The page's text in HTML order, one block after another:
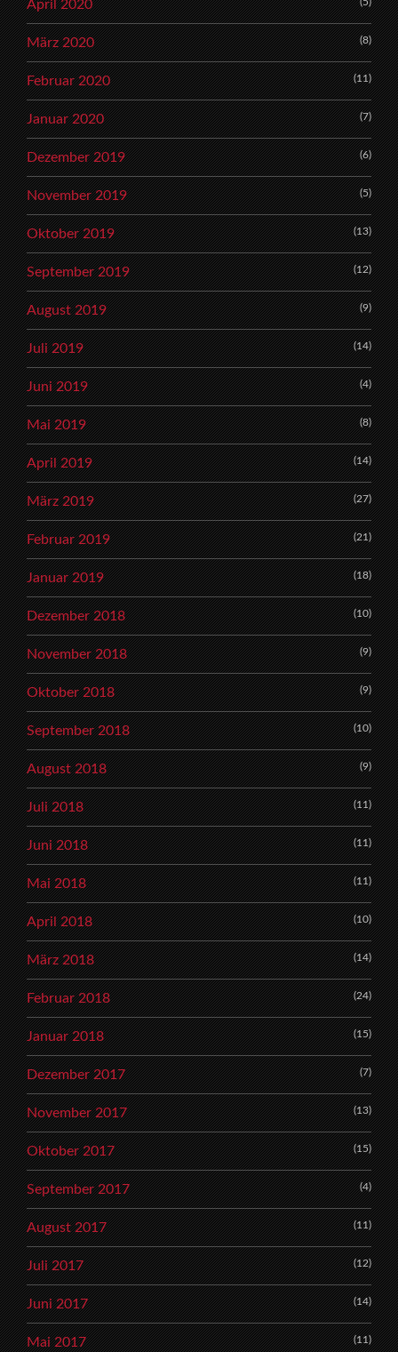
April 2020
März 2020 (8)
Februar 2020 (11)
Januar 2020 (7)
Dezember 2019 (6)
November 2019 (5)
Oktober 2019 (13)
September 2019 (12)
August 2019 (9)
Juli 2019 (14)
Juni 2019 (4)
Mai 2019 (8)
April 2019 (14)
März 2019 (27)
Februar 2019 (21)
Januar 2019 (18)
Dezember 2018 (10)
November 2018 (9)
Oktober 2018 (9)
September 2018 (10)
August 2018 (9)
Juli 2018 (11)
Juni 2018 (11)
Mai 2018 (11)
April 2018 (10)
März 2018 (14)
Februar 2018 (24)
Januar 2018 (15)
Dezember 2017 (7)
November 2017 (13)
Oktober 2017 (15)
September 2017 (4)
August 2017 (11)
Juli 2017 (12)
Juni 2017 (14)
Mai 2017 (11)